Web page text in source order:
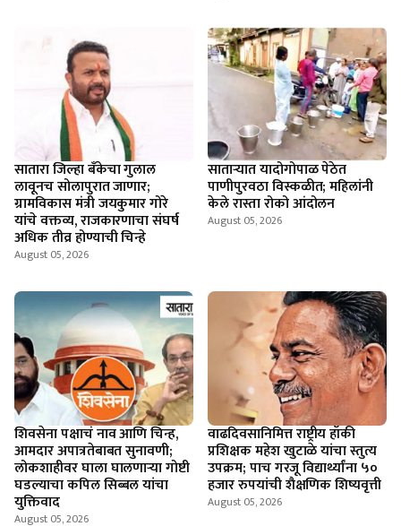
सातारा जिल्हा बँकेचा गुलाल
लावूनच सोलापुरात जाणार;
ग्रामविकास मंत्री जयकुमार गोरे
यांचे वक्तव्य, राजकारणाचा संघर्ष
अधिक तीव्र होण्याची चिन्हे
August 05, 2026
सातार्‍यात यादोगोपाळ पेठेत
पाणीपुरवठा विस्कळीत; महिलांनी
केले रास्ता रोको आंदोलन
August 05, 2026
शिवसेना पक्षाचं नाव आणि चिन्ह,
आमदार अपात्रतेबाबत सुनावणी;
लोकशाहीवर घाला घालणाऱ्या गोष्टी
घडल्याचा कपिल सिब्बल यांचा
युक्तिवाद
August 05, 2026
वाढदिवसानिमित्त राष्ट्रीय हॉकी
प्रशिक्षक महेश खुटाळे यांचा स्तुत्य
उपक्रम; पाच गरजू विद्यार्थ्यांना ५०
हजार रुपयांची शैक्षणिक शिष्यवृत्ती
August 05, 2026